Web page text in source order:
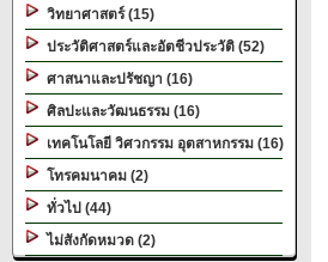
วิทยาศาสตร์ (15)
ประวัติศาสตร์และอัตชีวประวัติ (52)
ศาสนาและปรัชญา (16)
ศิลปะและวัฒนธรรม (16)
เทคโนโลยี วิศวกรรม อุตสาหกรรม (16)
โทรคมนาคม (2)
ทั่วไป (44)
ไม่สังกัดหมวด (2)